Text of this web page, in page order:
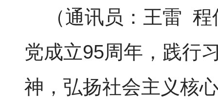
（通讯员：王雷 程
党成立95周年，践行
神，弘扬社会主义核